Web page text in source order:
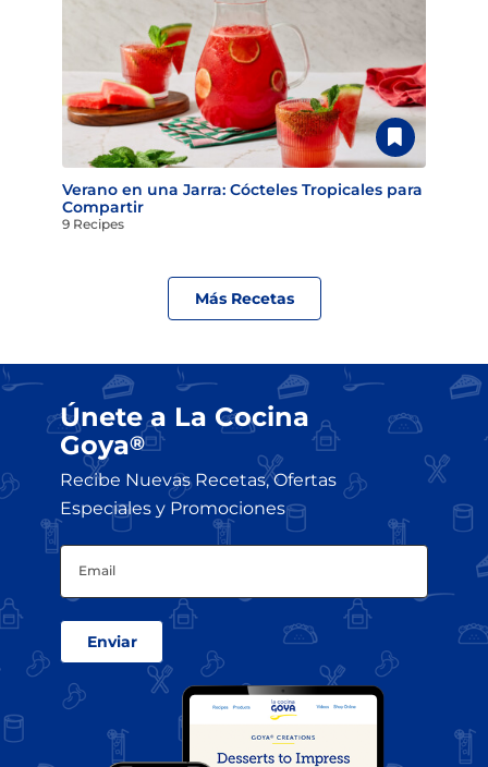
Verano en una Jarra: Cócteles Tropicales para
Compartir
9 Recipes
Más Recetas
Únete a La Cocina
Goya®
Recibe Nuevas Recetas, Ofertas
Especiales y Promociones